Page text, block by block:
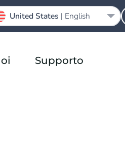
Supporto
United States | English